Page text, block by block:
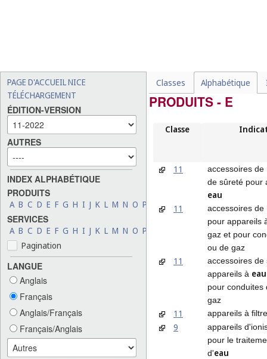
PAGE D'ACCUEIL NICE
TÉLÉCHARGEMENT
ÉDITION-VERSION
AUTRES
INDEX ALPHABÉTIQUE
PRODUITS
A B C D E F G H I J K L M N O P R S T Z
SERVICES
A B C D E F G H I J K L M N O P Y
Pagination
LANGUE
Anglais
Français
Anglais/Français
Français/Anglais
Classes Alphabétique
PRODUITS - E
Classe
11
accessoires de
de sûreté pour
eau
11
accessoires de
pour appareils
gaz et pour
ou de gaz
11
accessoires de
appareils à eau
pour conduites
gaz
11 appareils à
9
appareils
pour le
d'eau